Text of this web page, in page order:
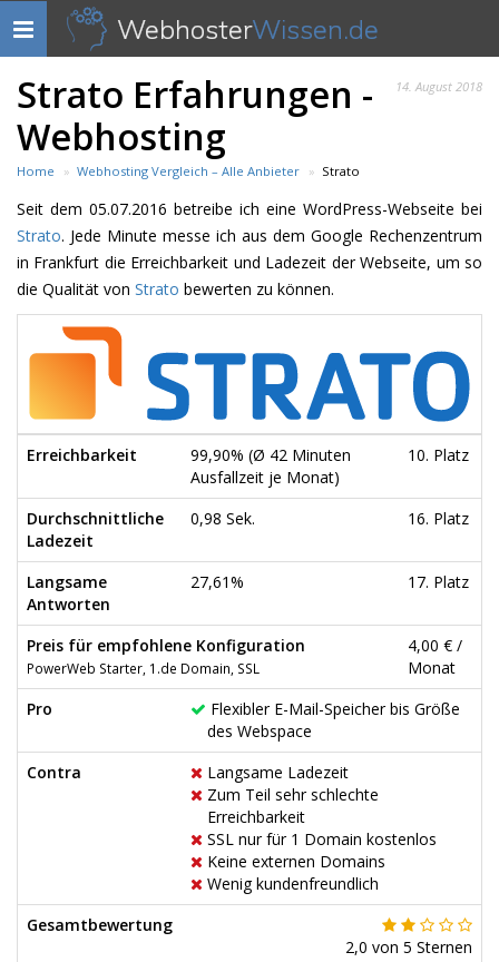
Navigation
anzeigen
WebhosterWissen.de
14. August 2018
Strato Erfahrungen -
Webhosting
Home Webhosting Vergleich – Alle Anbieter Strato
Seit dem 05.07.2016 betreibe ich eine WordPress-Webseite bei
Strato. Jede Minute messe ich aus dem Google Rechenzentrum
in Frankfurt die Erreichbarkeit und Ladezeit der Webseite, um so
die Qualität von Strato bewerten zu können.
Erreichbarkeit
99,90% (Ø 42 Minuten
Ausfallzeit je Monat)
10. Platz
Durchschnittliche
Ladezeit
0,98 Sek. 16. Platz
Langsame
Antworten
27,61% 17. Platz
Preis für empfohlene Konfiguration
PowerWeb Starter, 1.de Domain, SSL
4,00 € /
Monat
Pro
Flexibler E-Mail-Speicher bis Größe
des Webspace
Contra
Langsame Ladezeit
Zum Teil sehr schlechte
Erreichbarkeit
SSL nur für 1 Domain kostenlos
Keine externen Domains
Wenig kundenfreundlich
Gesamtbewertung
2,0 von 5 Sternen